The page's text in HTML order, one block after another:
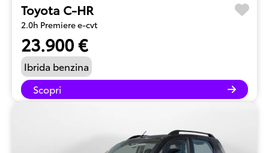
Toyota C-HR
2.0h Premiere e-cvt
23.900 €
Ibrida benzina
Scopri